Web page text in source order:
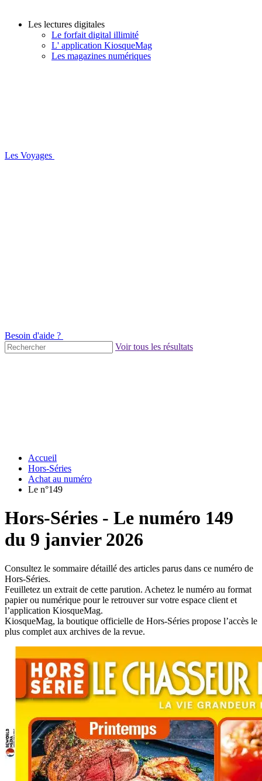
Les lectures digitales
Le forfait digital illimité
L' application KiosqueMag
Les magazines numériques
Les Voyages
Besoin d'aide ?
Voir tous les résultats
Accueil
Hors-Séries
Achat au numéro
Le n°149
Hors-Séries - Le numéro 149
du 9 janvier 2026
Consultez le sommaire détaillé des articles parus dans ce numéro de
Hors-Séries.
Feuilletez un extrait de cette parution. Achetez le numéro au format
papier ou numérique pour le retrouver sur votre espace client et
l’application KiosqueMag.
KiosqueMag, la boutique officielle de Hors-Séries propose l’accès le
plus complet aux archives de la revue.